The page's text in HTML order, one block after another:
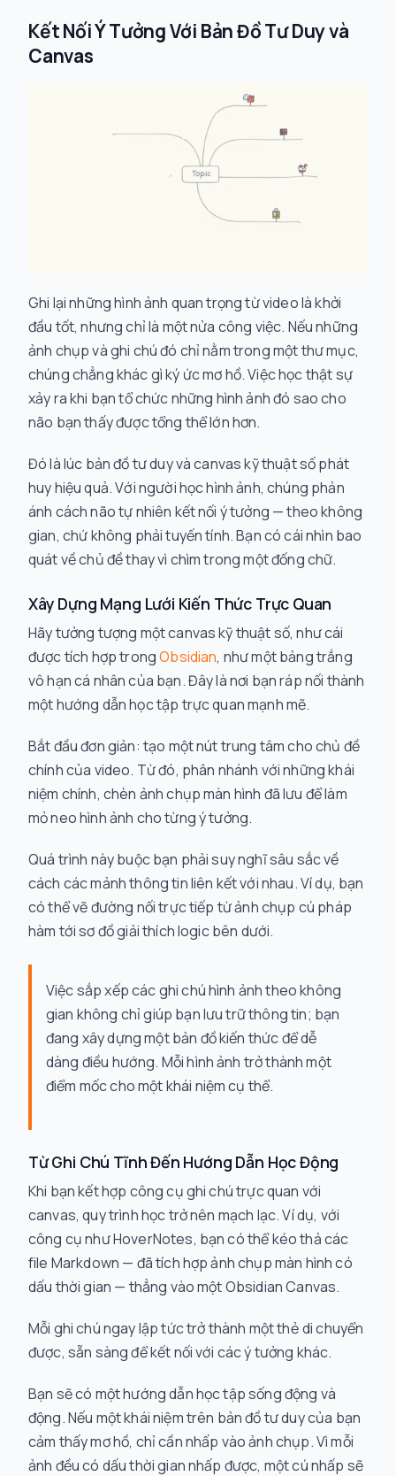
Kết Nối Ý Tưởng Với Bản Đồ Tư Duy và
Canvas
Ghi lại những hình ảnh quan trọng từ video là khởi
đầu tốt, nhưng chỉ là một nửa công việc. Nếu những
ảnh chụp và ghi chú đó chỉ nằm trong một thư mục,
chúng chẳng khác gì ký ức mơ hồ. Việc học thật sự
xảy ra khi bạn tổ chức những hình ảnh đó sao cho
não bạn thấy được tổng thể lớn hơn.
Đó là lúc bản đồ tư duy và canvas kỹ thuật số phát
huy hiệu quả. Với người học hình ảnh, chúng phản
ánh cách não tự nhiên kết nối ý tưởng — theo không
gian, chứ không phải tuyến tính. Bạn có cái nhìn bao
quát về chủ đề thay vì chìm trong một đống chữ.
Xây Dựng Mạng Lưới Kiến Thức Trực Quan
Hãy tưởng tượng một canvas kỹ thuật số, như cái
được tích hợp trongObsidian, như một bảng trắng
vô hạn cá nhân của bạn. Đây là nơi bạn ráp nối thành
một hướng dẫn học tập trực quan mạnh mẽ.
Bắt đầu đơn giản: tạo một nút trung tâm cho chủ đề
chính của video. Từ đó, phân nhánh với những khái
niệm chính, chèn ảnh chụp màn hình đã lưu để làm
mỏ neo hình ảnh cho từng ý tưởng.
Quá trình này buộc bạn phải suy nghĩ sâu sắc về
cách các mảnh thông tin liên kết với nhau. Ví dụ, bạn
có thể vẽ đường nối trực tiếp từ ảnh chụp cú pháp
hàm tới sơ đồ giải thích logic bên dưới.
Việc sắp xếp các ghi chú hình ảnh theo không
gian không chỉ giúp bạn lưu trữ thông tin; bạn
đang xây dựng một bản đồ kiến thức để dễ
dàng điều hướng. Mỗi hình ảnh trở thành một
điểm mốc cho một khái niệm cụ thể.
Từ Ghi Chú Tĩnh Đến Hướng Dẫn Học Động
Khi bạn kết hợp công cụ ghi chú trực quan với
canvas, quy trình học trở nên mạch lạc. Ví dụ, với
công cụ như HoverNotes, bạn có thể kéo thả các
file Markdown — đã tích hợp ảnh chụp màn hình có
dấu thời gian — thẳng vào một Obsidian Canvas.
Mỗi ghi chú ngay lập tức trở thành một thẻ di chuyển
được, sẵn sàng để kết nối với các ý tưởng khác.
Bạn sẽ có một hướng dẫn học tập sống động và
động. Nếu một khái niệm trên bản đồ tư duy của bạn
cảm thấy mơ hồ, chỉ cần nhấp vào ảnh chụp. Vì mỗi
ảnh đều có dấu thời gian nhấp được, một cú nhấp sẽ